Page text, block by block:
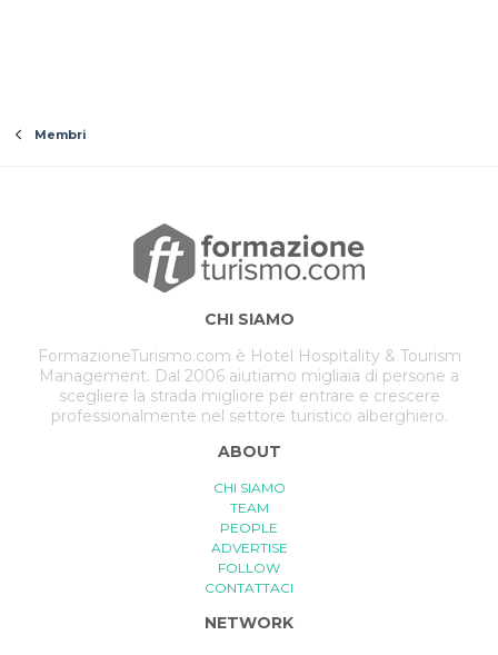
Membri
CHI SIAMO
FormazioneTurismo.com è Hotel Hospitality & Tourism
Management. Dal 2006 aiutiamo migliaia di persone a
scegliere la strada migliore per entrare e crescere
professionalmente nel settore turistico alberghiero.
ABOUT
CHI SIAMO
TEAM
PEOPLE
ADVERTISE
FOLLOW
CONTATTACI
NETWORK